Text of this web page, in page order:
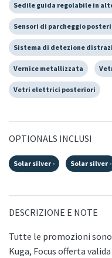
Sedile guida regolabile in
Sensori di parcheggio
Sistema di detezione
Vernice metallizzata
Vetri elettrici posteriori
OPTIONALS INCLUSI
Solar silver - Solar silver -
DESCRIZIONE E NOTE
Tutte le promozioni sono
Kuga, Focus offerta